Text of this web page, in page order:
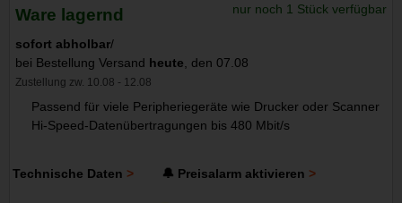
Ware lagernd nur noch 1 Stück verfügbar
sofort abholbar/
bei Bestellung Versand heute, den 07.08
Zustellung zw. 10.08 - 12.08
Passend für viele Peripheriegeräte wie Drucker oder Scanner
Hi-Speed-Datenübertragungen bis 480 Mbit/s
Technische Daten 🔔 Preisalarm aktivieren